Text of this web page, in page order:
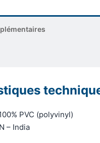
PVC (polyvinyl)
– India